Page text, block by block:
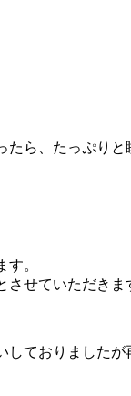
ら、たっぷり
。
せていただきま
ておりましたが